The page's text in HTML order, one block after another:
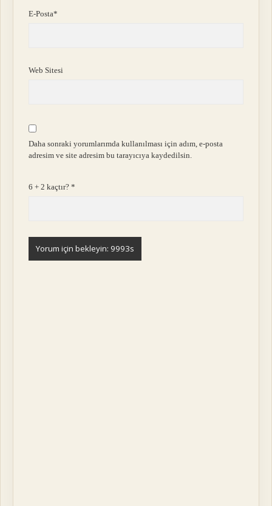
E-Posta*
Web Sitesi
Daha sonraki yorumlarımda kullanılması için adım, e-posta
adresim ve site adresim bu tarayıcıya kaydedilsin.
6 + 2 kaçtır?*